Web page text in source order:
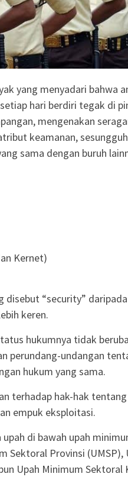
yang menyadari bahwa
hari berdiri tegak di
mengenakan
keamanan,
sama dengan buruh
Kernet)
disebut “security”
keren.
hukumnya tidak
perundang-undangan
hukum yang sama.
terhadap hak-hak
empuk eksploitasi.
di bawah upah
Sektoral Provinsi (UMSP),
Upah Minimum Sektoral